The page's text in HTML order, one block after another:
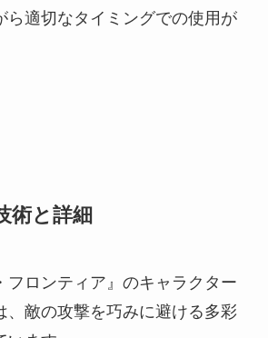
ら適切なタイミングでの使用が
術と詳細
フロンティア』のキャラクター
、敵の攻撃を巧みに避ける多彩